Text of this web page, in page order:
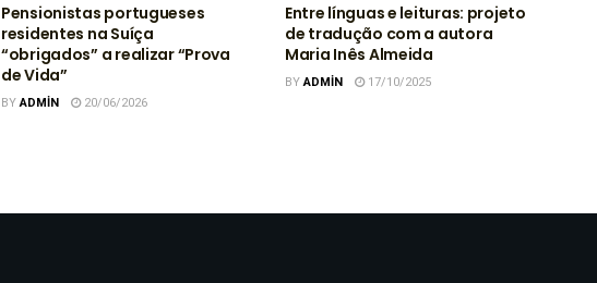
Pensionistas portugueses
residentes na Suíça
“obrigados” a realizar “Prova
de Vida”
BYADMIN 20/06/2026
Entre línguas e leituras: projeto
de tradução com a autora
Maria Inês Almeida
BYADMIN 17/10/2025